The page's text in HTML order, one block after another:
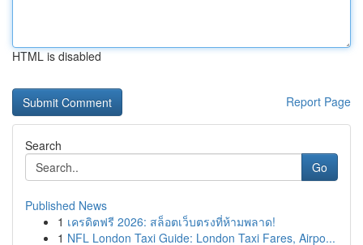
HTML is disabled
Report Page
Search
Go
Published News
1 เครดิตฟรี 2026: สล็อตเว็บตรงที่ห้ามพลาด!
1 NFL London Taxi Guide: London Taxi Fares, Airpo...